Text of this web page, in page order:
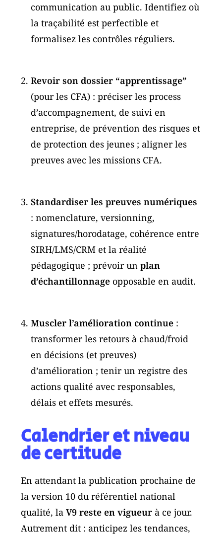
communication au public. Identifiez où
la traçabilité est perfectible et
formalisez les contrôles réguliers.
Revoir son dossier “apprentissage”
(pour les CFA) : préciser les process
d’accompagnement, de suivi en
entreprise, de prévention des risques et
de protection des jeunes ; aligner les
preuves avec les missions CFA.
Standardiser les preuves numériques
: nomenclature, versionning,
signatures/horodatage, cohérence entre
SIRH/LMS/CRM et la réalité
pédagogique ; prévoir unplan
d’échantillonnage opposable en audit.
Muscler l’amélioration continue :
transformer les retours à chaud/froid
en décisions (et preuves)
d’amélioration ; tenir un registre des
actions qualité avec responsables,
délais et effets mesurés.
Calendrier et niveau
de certitude
En attendant la publication prochaine de
la version 10 du référentiel national
qualité, laV9 reste en vigueur à ce jour.
Autrement dit : anticipez les tendances,